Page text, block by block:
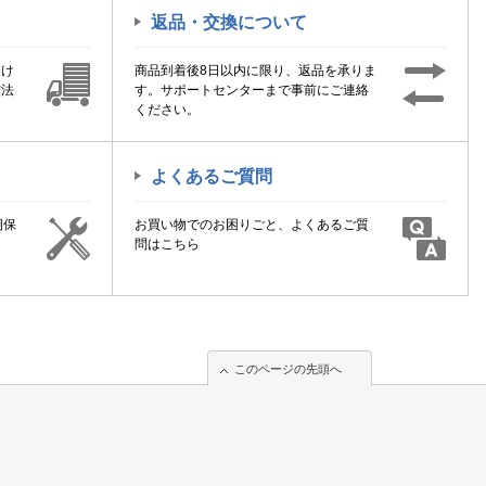
返品・交換について
商品到着後8日以内に限り、返品を承りま
す。サポートセンターまで事前にご連絡
ください。
保
よくあるご質問
お買い物でのお困りごと、よくあるご質
問はこちら
このページの先頭へ
このページの先頭へ